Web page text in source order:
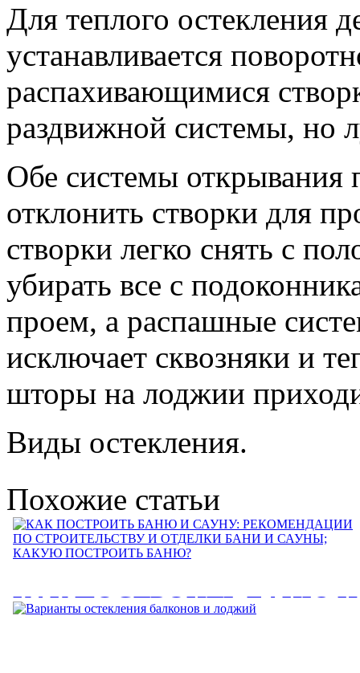
Для теплого остекления
устанавливается
распахивающимися
раздвижной системы, но
Обе системы открывания
отклонить створки для
створки легко снять с
убирать все с
проем, а распашные
исключает сквозняки и
шторы на лоджии
Виды остекления.
Похожие статьи
КАК ПОСТРОИТЬ БАНЮ И